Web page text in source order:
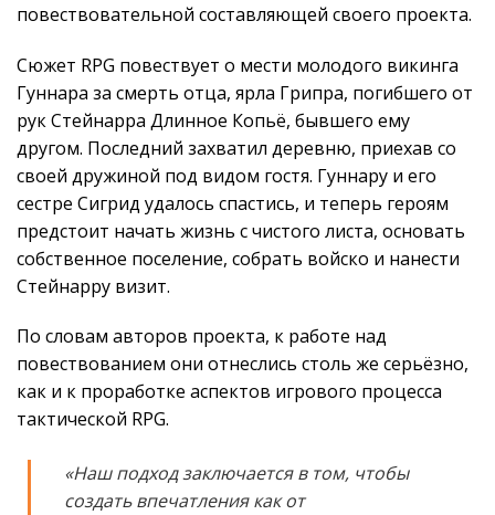
повествовательной составляющей своего проекта.
Сюжет RPG повествует о мести молодого викинга
Гуннара за смерть отца, ярла Грипра, погибшего от
рук Стейнарра Длинное Копьё, бывшего ему
другом. Последний захватил деревню, приехав со
своей дружиной под видом гостя. Гуннару и его
сестре Сигрид удалось спастись, и теперь героям
предстоит начать жизнь с чистого листа, основать
собственное поселение, собрать войско и нанести
Стейнарру визит.
По словам авторов проекта, к работе над
повествованием они отнеслись столь же серьёзно,
как и к проработке аспектов игрового процесса
тактической RPG.
«Наш подход заключается в том, чтобы
создать впечатления как от